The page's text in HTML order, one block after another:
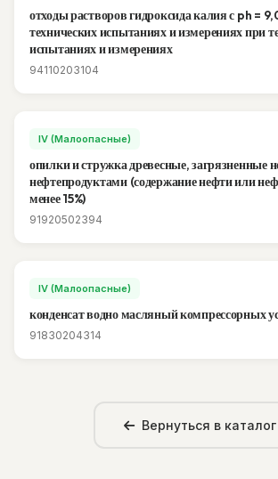
отходы растворов гидроксида калия с ph =
технических испытаниях и измерениях при
испытаниях и измерениях
94110203104
IV (Малоопасные)
опилки и стружка древесные, загрязненные
нефтепродуктами (содержание нефти или
менее 15%)
91920502394
IV (Малоопасные)
конденсат водно масляный компрессорных
91830204314
Вернуться в каталог